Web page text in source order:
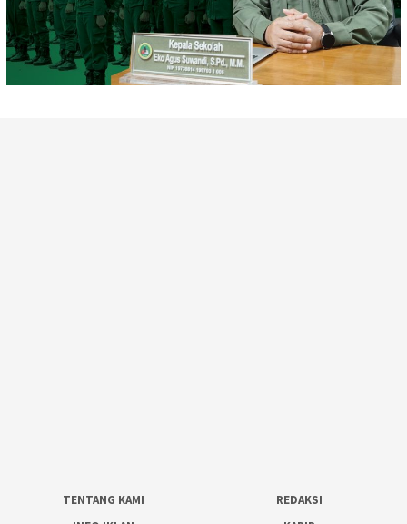
TENTANG KAMI
REDAKSI